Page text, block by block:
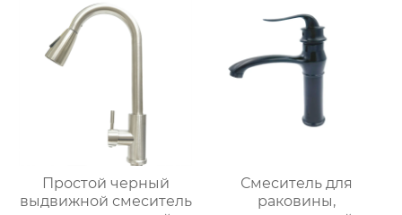
Простой черный
выдвижной смеситель
Смеситель для
раковины,